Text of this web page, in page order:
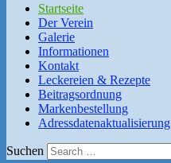
Startseite
Der Verein
Galerie
Informationen
Kontakt
Leckereien & Rezepte
Beitragsordnung
Markenbestellung
Adressdatenaktualisierung
Suchen